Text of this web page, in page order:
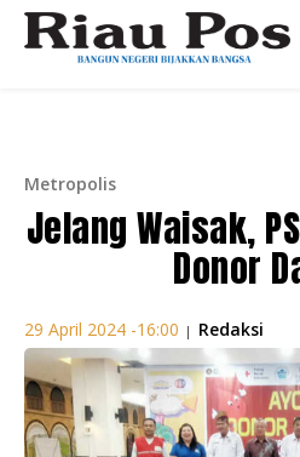
Metropolis
Jelang Waisak,
Donor
29 April 2024 -16:00 | Redaksi